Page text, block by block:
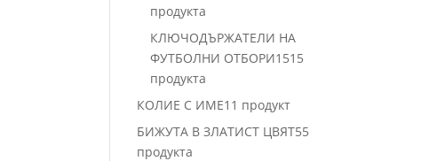
продукта
КЛЮЧОДЪРЖАТЕЛИ НА
ФУТБОЛНИ ОТБОРИ1515
продукта
КОЛИЕ С ИМЕ1 1 продукт
БИЖУТА В ЗЛАТИСТ ЦВЯТ55
продукта